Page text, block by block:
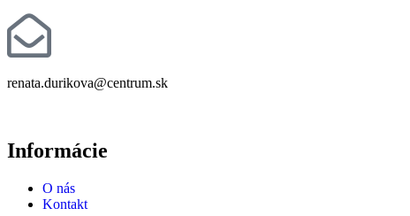
renata.durikova@centrum.sk
Informácie
O nás
Kontakt